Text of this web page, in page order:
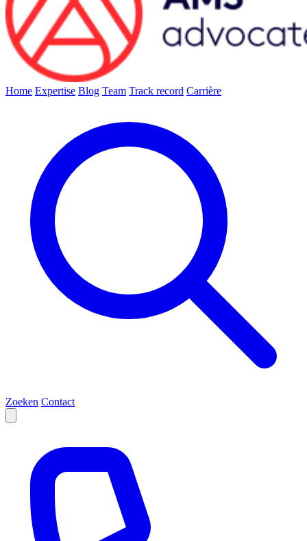
Home Expertise Blog Team Track record Carrière
Zoeken Contact